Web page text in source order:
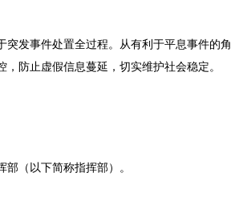
突发事件处置全过程。从有利于平息事件的角
防止虚假信息蔓延，切实维护社会稳定。
部（以下简称指挥部）。